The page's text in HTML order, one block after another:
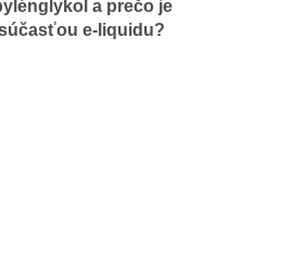
a prečo je
e-liquidu?